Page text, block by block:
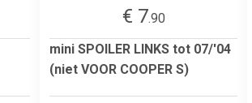
€ 7.90
mini SPOILER LINKS tot 07/'04
(niet VOOR COOPER S)